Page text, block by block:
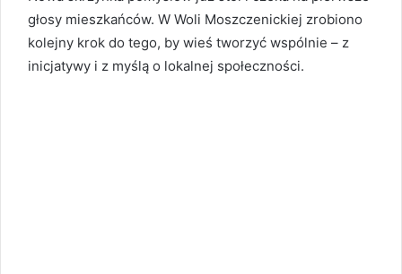
głosy mieszkańców. W Woli Moszczenickiej zrobiono
kolejny krok do tego, by wieś tworzyć wspólnie – z
inicjatywy i z myślą o lokalnej społeczności.